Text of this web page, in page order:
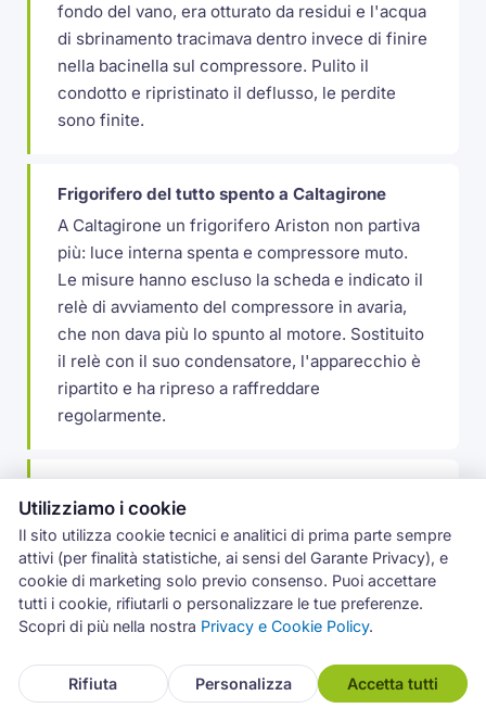
fondo del vano, era otturato da residui e l'acqua
di sbrinamento tracimava dentro invece di finire
nella bacinella sul compressore. Pulito il
condotto e ripristinato il deflusso, le perdite
sono finite.
Frigorifero del tutto spento a Caltagirone
A Caltagirone un frigorifero Ariston non partiva
più: luce interna spenta e compressore muto.
Le misure hanno escluso la scheda e indicato il
relè di avviamento del compressore in avaria,
che non dava più lo spunto al motore. Sostituito
il relè con il suo condensatore, l'apparecchio è
ripartito e ha ripreso a raffreddare
regolarmente.
A Mascalucia un frigocongelatore Whirlpool
accumulava ghiaccio sul fondo del vano
congelatore, con lo sportello che faticava a
chiudere. Il foro di scarico del defrost si gelava
a ripetizione: disgelato il condotto e rimesso il
controllata la guarnizione dello sportello.
Utilizziamo i cookie
Il sito utilizza cookie tecnici e analitici di prima parte sempre
attivi (per finalità statistiche, ai sensi del Garante Privacy), e
cookie di marketing solo previo consenso. Puoi accettare
tutti i cookie, rifiutarli o personalizzare le tue preferenze.
Scopri di più nella nostra Privacy e Cookie Policy.
Rifiuta Personalizza Accetta tutti